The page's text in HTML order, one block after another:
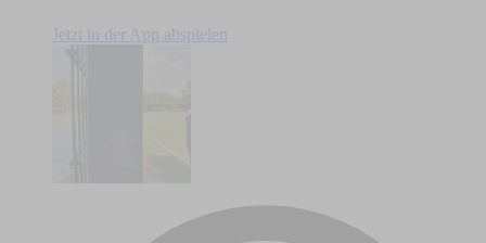
Jetzt in der App abspielen